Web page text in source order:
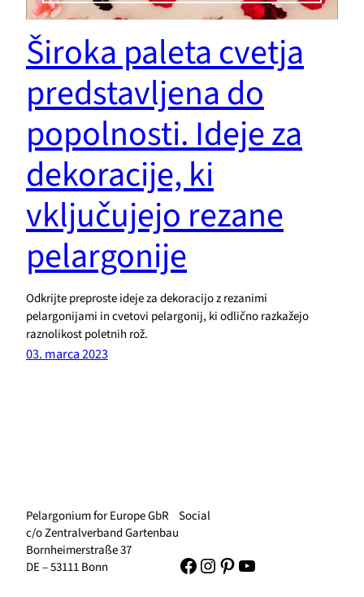
Široka paleta cvetja
predstavljena do
popolnosti. Ideje za
dekoracije, ki
vključujejo rezane
pelargonije
Odkrijte preproste ideje za dekoracijo z rezanimi
pelargonijami in cvetovi pelargonij, ki odlično razkažejo
raznolikost poletnih rož.
03. marca 2023
Pelargonium for Europe GbR
c/o Zentralverband Gartenbau
Bornheimerstraße 37
DE – 53111 Bonn
Social
Facebook
Instagram
Pinterest
YouTube